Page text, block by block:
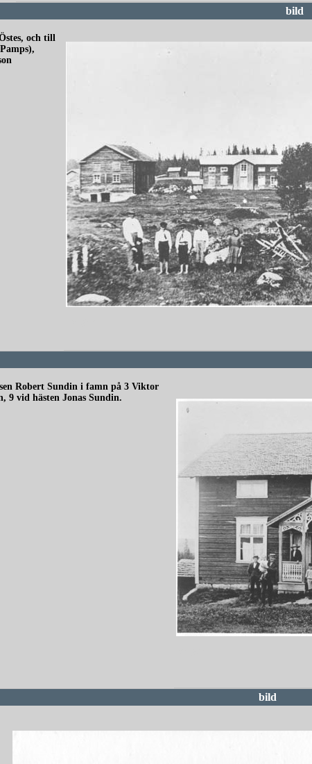
bild
och till
Robert Sundin i famn på 3 Viktor
9 vid hästen Jonas Sundin.
bild